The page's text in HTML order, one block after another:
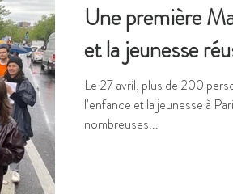
Une première
et la jeunesse
Le 27 avril, plus de 200
l’enfance et la jeunesse à
nombreuses...